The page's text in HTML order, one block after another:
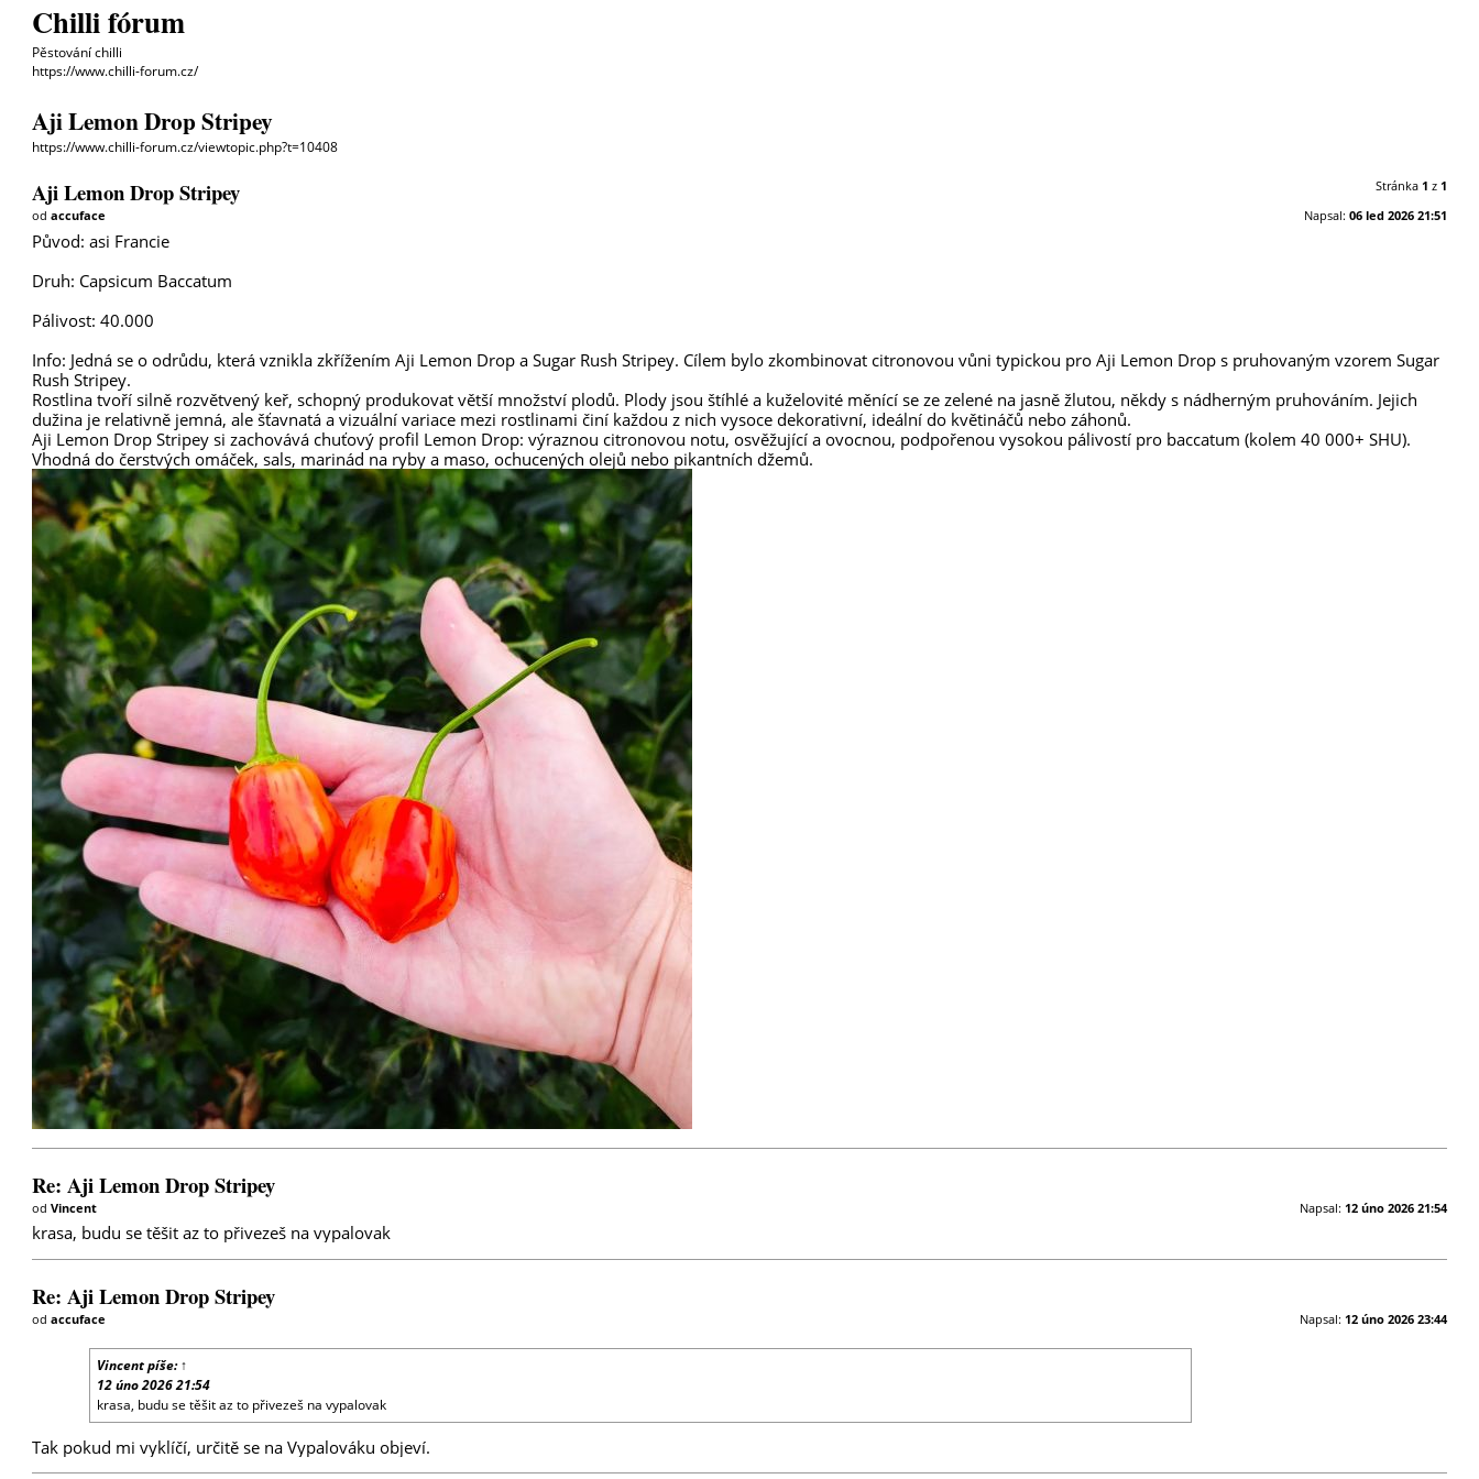
Chilli fórum
Pěstování chilli
https://www.chilli-forum.cz/
Aji Lemon Drop Stripey
https://www.chilli-forum.cz/viewtopic.php?t=10408
Stránka 1 z 1
Aji Lemon Drop Stripey
Napsal: 06 led 2026 21:51
odaccuface
Původ: asi Francie
Druh: Capsicum Baccatum
Pálivost: 40.000
Info: Jedná se o odrůdu, která vznikla zkřížením Aji Lemon Drop a Sugar Rush Stripey. Cílem bylo zkombinovat citronovou vůni typickou pro Aji Lemon Drop s pruhovaným vzorem Sugar
Rush Stripey.
Rostlina tvoří silně rozvětvený keř, schopný produkovat větší množství plodů. Plody jsou štíhlé a kuželovité měnící se ze zelené na jasně žlutou, někdy s nádherným pruhováním. Jejich
dužina je relativně jemná, ale šťavnatá a vizuální variace mezi rostlinami činí každou z nich vysoce dekorativní, ideální do květináčů nebo záhonů.
Aji Lemon Drop Stripey si zachovává chuťový profil Lemon Drop: výraznou citronovou notu, osvěžující a ovocnou, podpořenou vysokou pálivostí pro baccatum (kolem 40 000+ SHU).
Vhodná do čerstvých omáček, sals, marinád na ryby a maso, ochucených olejů nebo pikantních džemů.
Re: Aji Lemon Drop Stripey
Napsal: 12 úno 2026 21:54
odVincent
krasa, budu se těšit az to přivezeš na vypalovak
Re: Aji Lemon Drop Stripey
Napsal: 12 úno 2026 23:44
odaccuface
Vincentpíše:↑
12 úno 2026 21:54
krasa, budu se těšit az to přivezeš na vypalovak
Tak pokud mi vyklíčí, určitě se na Vypalováku objeví.